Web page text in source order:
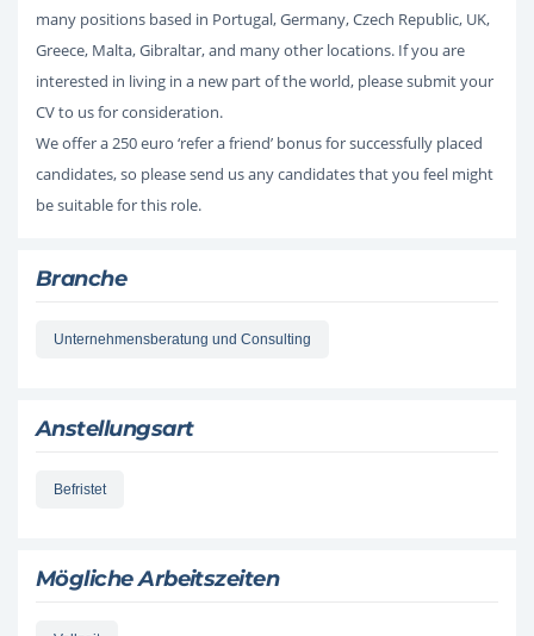
many positions based in Portugal, Germany, Czech Republic, UK,
Greece, Malta, Gibraltar, and many other locations. If you are
interested in living in a new part of the world, please submit your
CV to us for consideration.
We offer a 250 euro ‘refer a friend’ bonus for successfully placed
candidates, so please send us any candidates that you feel might
be suitable for this role.
Branche
Unternehmensberatung und Consulting
Anstellungsart
Befristet
Mögliche Arbeitszeiten